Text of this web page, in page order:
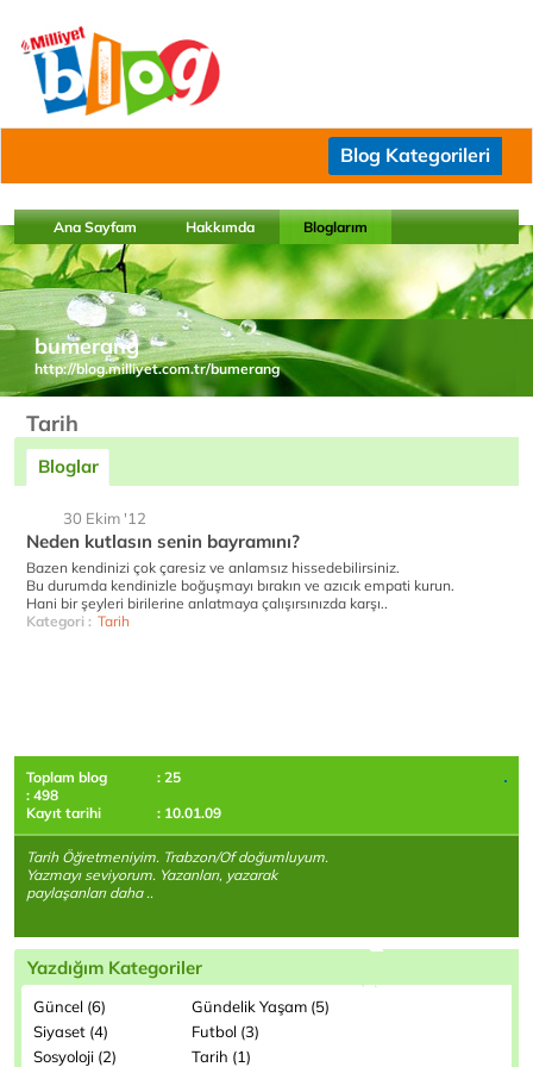
Blog Kategorileri
Ana Sayfam Hakkımda Bloglarım
bumerang
http://blog.milliyet.com.tr/bumerang
Tarih
Bloglar
30 Ekim '12
Neden kutlasın senin bayramını?
Bazen kendinizi çok çaresiz ve anlamsız hissedebilirsiniz.
Bu durumda kendinizle boğuşmayı bırakın ve azıcık empati kurun.
Hani bir şeyleri birilerine anlatmaya çalışırsınızda karşı..
Kategori : Tarih
Toplam blog
: 25
: 498
Kayıt tarihi
: 10.01.09
Tarih Öğretmeniyim. Trabzon/Of doğumluyum.
Yazmayı seviyorum. Yazanları, yazarak
paylaşanları daha ..
Yazdığım Kategoriler
Güncel (6)
Gündelik Yaşam (5)
Siyaset (4)
Futbol (3)
Sosyoloji (2)
Tarih (1)